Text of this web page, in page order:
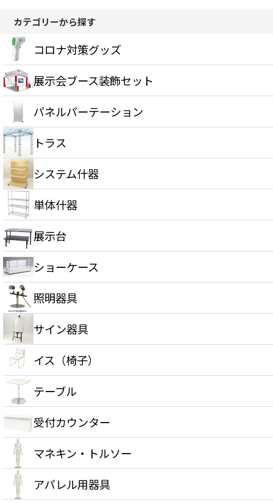
カテゴリーから探す
コロナ対策グッズ
展示会ブース装飾セット
パネルパーテーション
トラス
システム什器
単体什器
展示台
ショーケース
照明器具
サイン器具
イス（椅子）
テーブル
受付カウンター
マネキン・トルソー
アパレル用器具